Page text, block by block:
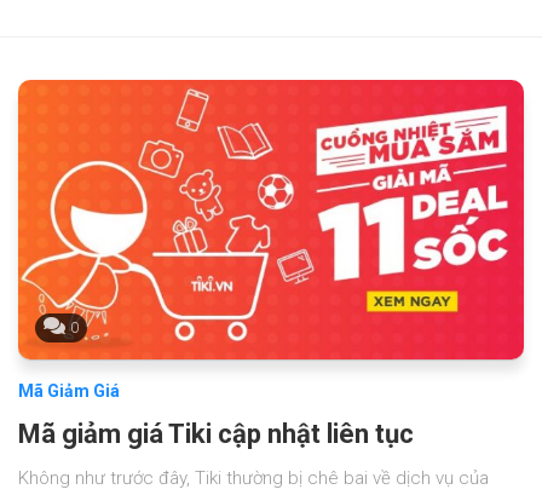
0
Mã Giảm Giá
Mã giảm giá Tiki cập nhật liên tục
Không như trước đây, Tiki thường bị chê bai về dịch vụ của